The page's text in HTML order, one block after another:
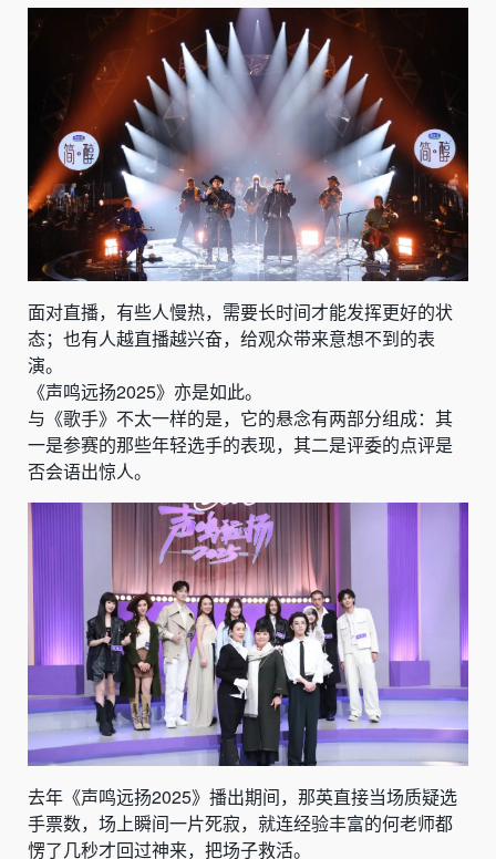
面对直播，有些人慢热，需要长时间才能发挥更好的状
态；也有人越直播越兴奋，给观众带来意想不到的表
演。
《声鸣远扬2025》亦是如此。
与《歌手》不太一样的是，它的悬念有两部分组成：其
一是参赛的那些年轻选手的表现，其二是评委的点评是
否会语出惊人。
去年《声鸣远扬2025》播出期间，那英直接当场质疑选
手票数，场上瞬间一片死寂，就连经验丰富的何老师都
愣了几秒才回过神来，把场子救活。